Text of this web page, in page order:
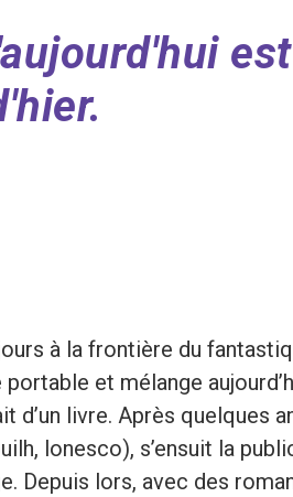
à la frontière du
et mélange
d’un livre. Après quelques
lonesco), s’ensuit la
Depuis lors, avec des